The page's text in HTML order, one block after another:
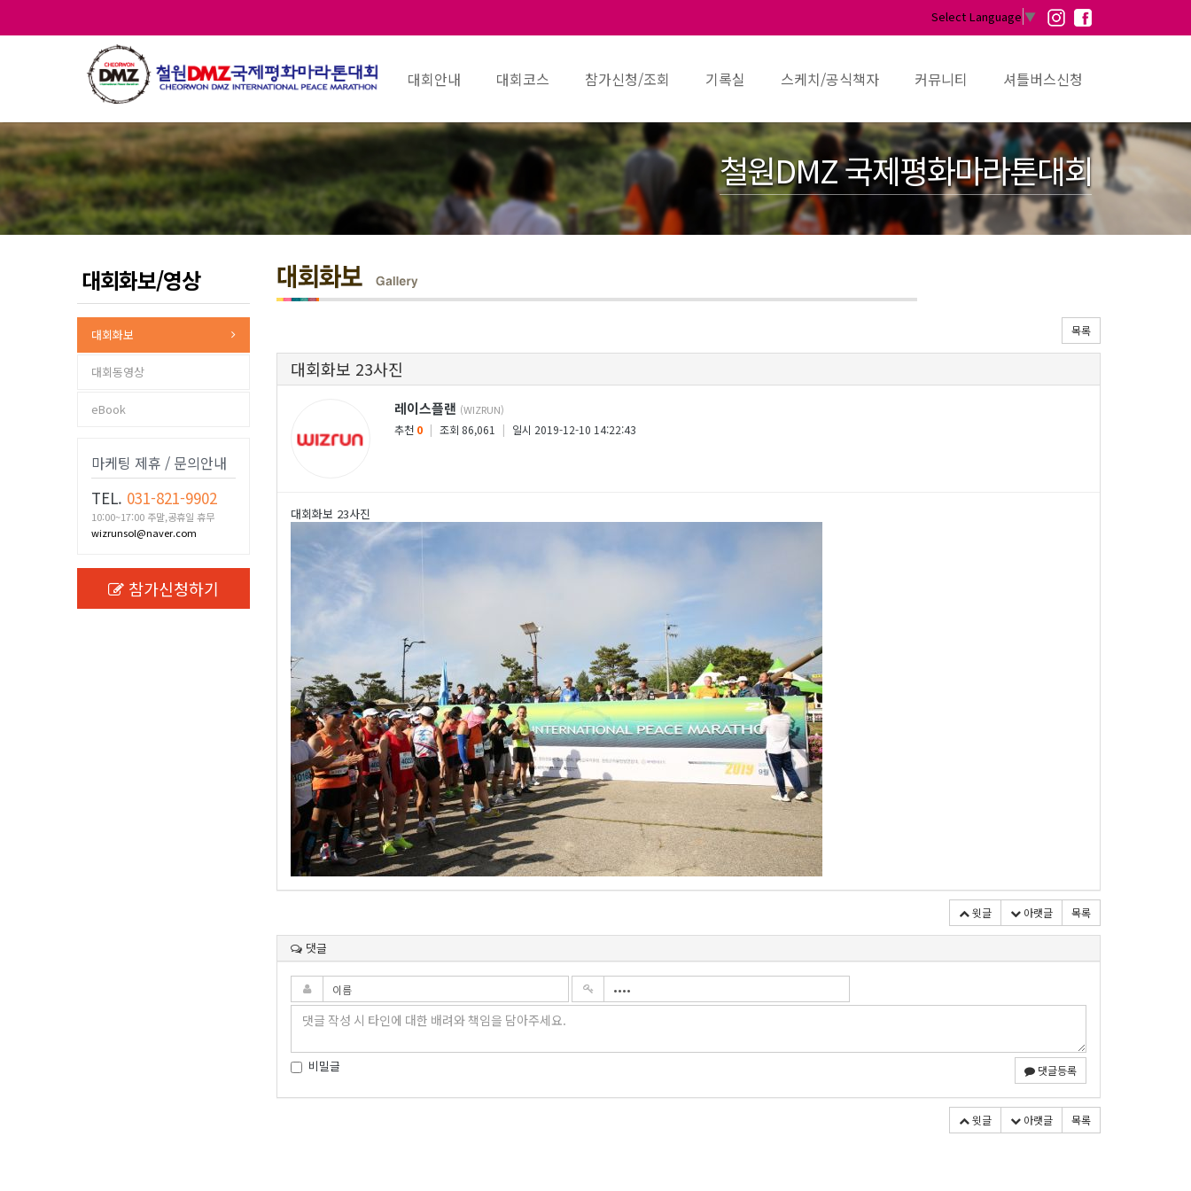
Select Language ▼
대회안내 대회코스 참가신청/조회 기록실 스케치/공식책자 커뮤니티 셔틀버스신청
철원DMZ 국제평화마라톤대회
대회화보/영상
대회화보
대회동영상
eBook
마케팅 제휴 / 문의안내
TEL. 031-821-9902
10:00~17:00 주말,공휴일 휴무
wizrunsol@naver.com
참가신청하기
목록
대회화보 23사진
레이스플랜 (WIZRUN)
추천 0 | 조회 86,061 | 일시 2019-12-10 14:22:43
대회화보 23사진
윗글 아랫글 목록
댓글
비밀글 댓글등록
윗글 아랫글 목록